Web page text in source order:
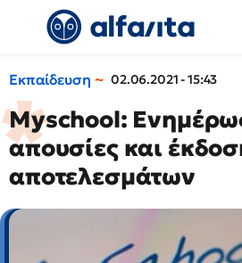
Εκπαίδευση 02.06.2021 - 15:43
Myschool:
απουσίες και
αποτελεσμάτων